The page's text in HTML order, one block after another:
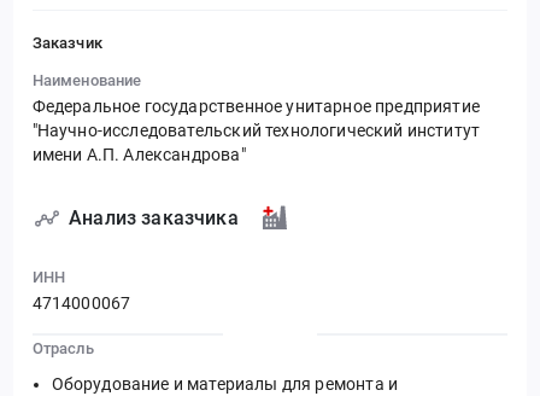
Заказчик
Наименование
Федеральное государственное унитарное предприятие
"Научно-исследовательский технологический институт
имени А.П. Александрова"
Анализ заказчика
ИНН
4714000067
Отрасль
Оборудование и материалы для ремонта и